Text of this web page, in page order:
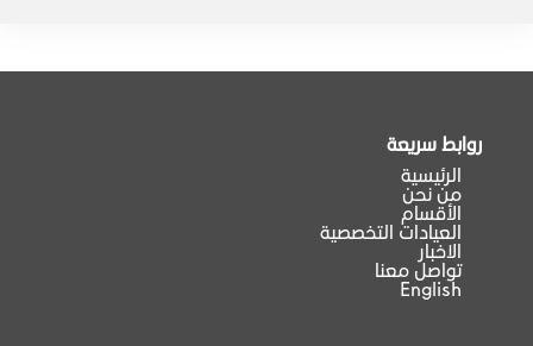
روابط سريعة
الرئيسية
من نحن
الأقسام
العيادات التخصصية
الاخبار
تواصل معنا
English